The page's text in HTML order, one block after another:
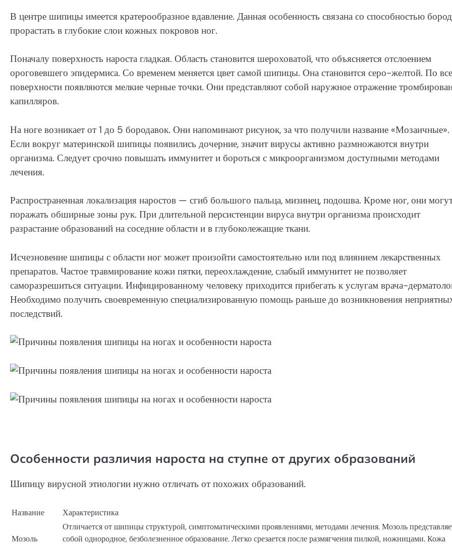
В центре шипицы имеется кратерообразное вдавление. Данная особенность связана со способностью
прорастать в глубокие слои кожных покровов ног.
Поначалу поверхность нароста гладкая. Область становится шероховатой, что объясняется отслоением
ороговевшего эпидермиса. Со временем меняется цвет самой шипицы. Она становится серо-желтой. По
поверхности появляются мелкие черные точки. Они представляют собой наружное отражение
капилляров.
На ноге возникает от 1 до 5 бородавок. Они напоминают рисунок, за что получили название «Мозаичные».
Если вокруг материнской шипицы появились дочерние, значит вирусы активно размножаются внутри
организма. Следует срочно повышать иммунитет и бороться с микроорганизмом доступными методами
лечения.
Распространенная локализация наростов — сгиб большого пальца, мизинец, подошва. Кроме ног, они
поражать обширные зоны рук. При длительной персистенции вируса внутри организма происходит
разрастание образований на соседние области и в глубоколежащие ткани.
Исчезновение шипицы с области ног может произойти самостоятельно или под влиянием лекарственных
препаратов. Частое травмирование кожи пятки, переохлаждение, слабый иммунитет не позволяет
саморазрешиться ситуации. Инфицированному человеку приходится прибегать к услугам врача-
Необходимо получить своевременную специализированную помощь раньше до возникновения
последствий.
Особенности различия нароста на ступне от других образований
Шипицу вирусной этиологии нужно отличать от похожих образований.
Название Характеристика
Мозоль
Отличается от шипицы структурой, симптоматическими проявлениями, методами лечения. Мозоль
собой однородное, безболезненное образование. Легко срезается после размягчения пилкой, ножницами. Кожа